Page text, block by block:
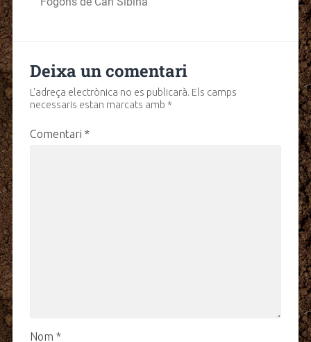
Deixa un comentari
L'adreça electrònica no es publicarà. Els camps
necessaris estan marcats amb *
Comentari *
Nom *